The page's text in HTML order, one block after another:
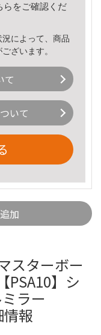
ら をご確認くだ
によって、商品
ざいます。
て
いて
加
スターボー
PSA10】シ
ラー
報